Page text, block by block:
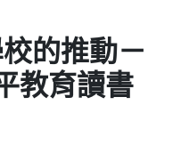
的推動－
教育讀書